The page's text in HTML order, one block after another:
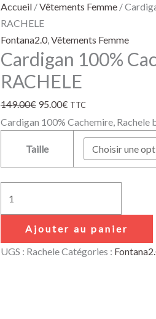
Accueil /Vêtements Femme /
RACHELE
Fontana2.0,Vêtements Femme
Cardigan 100%
RACHELE
149.00€ 95.00€ TTC
Cardigan 100% Cachemire,
Taille
Ajouter au panier
UGS : RacheleCatégories :